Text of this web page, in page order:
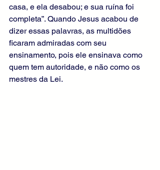
casa, e ela desabou; e sua ruína foi
completa”. Quando Jesus acabou de
dizer essas palavras, as multidões
ficaram admiradas com seu
ensinamento, pois ele ensinava como
quem tem autoridade, e não como os
mestres da Lei.